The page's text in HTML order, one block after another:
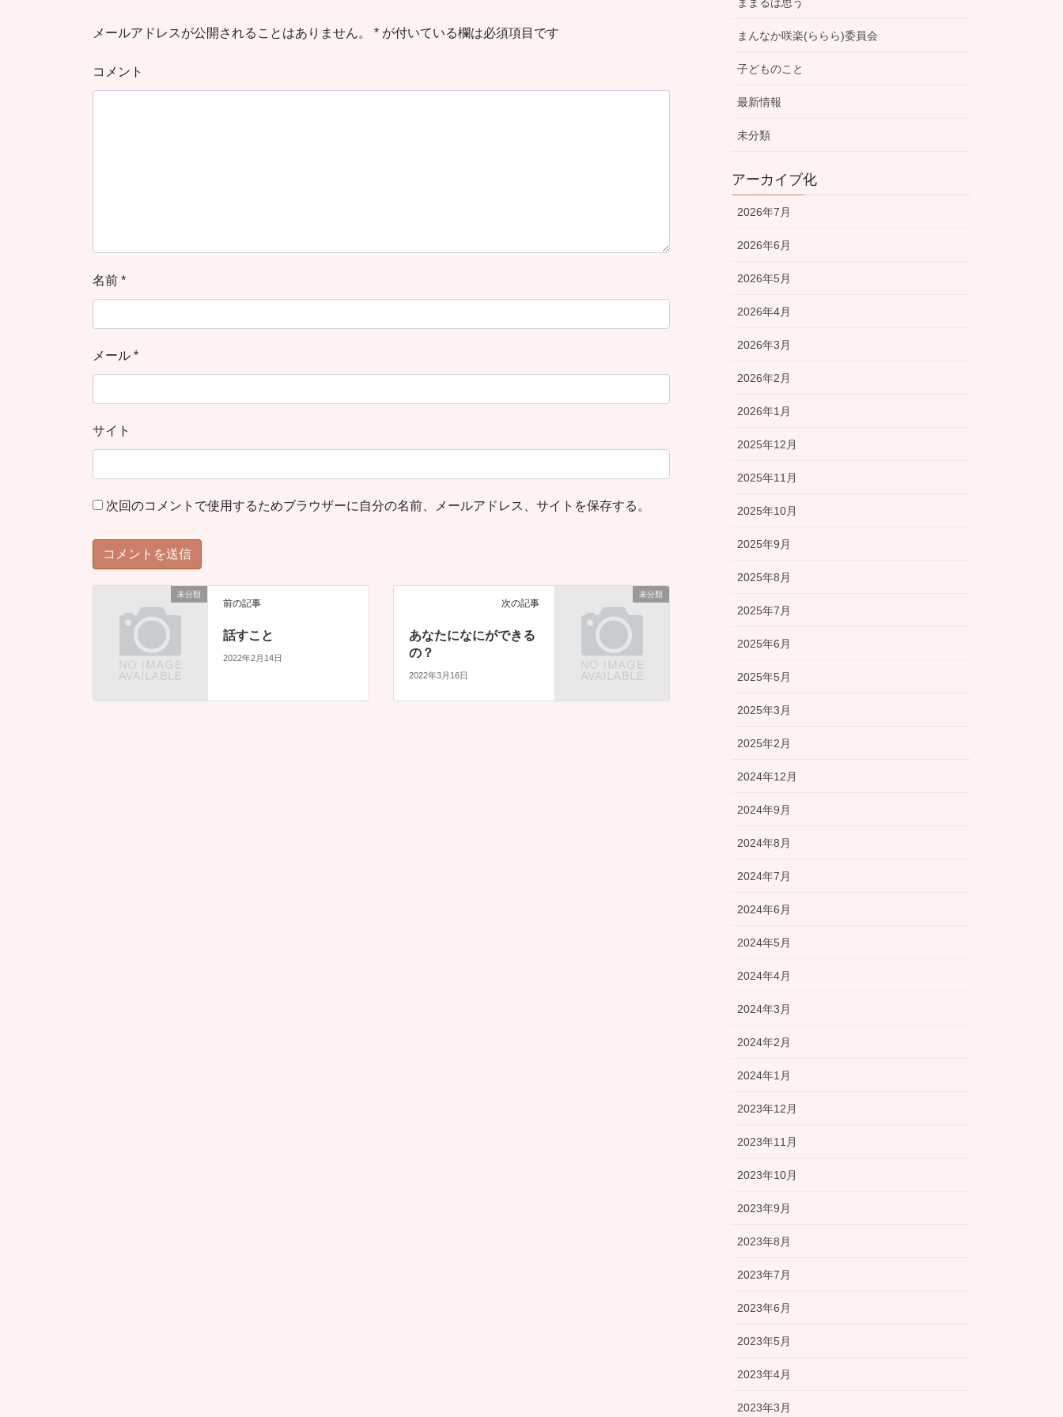
メールアドレスが公開されることはありません。 * が付いている欄は必須項目です
コメント
名前 *
メール *
サイト
次回のコメントで使用するためブラウザーに自分の名前、メールアドレス、サイトを保存する。
未分類
前の記事
話すこと
2022年2月14日
未分類
次の記事
あなたになにができる
の？
2022年3月16日
まんなか咲楽(ららら)委員会
子どものこと
最新情報
未分類
アーカイブ化
2026年7月
2026年6月
2026年5月
2026年4月
2026年3月
2026年2月
2026年1月
2025年12月
2025年11月
2025年10月
2025年9月
2025年8月
2025年7月
2025年6月
2025年5月
2025年3月
2025年2月
2024年12月
2024年9月
2024年8月
2024年7月
2024年6月
2024年5月
2024年4月
2024年3月
2024年2月
2024年1月
2023年12月
2023年11月
2023年10月
2023年9月
2023年8月
2023年7月
2023年6月
2023年5月
2023年4月
2023年3月